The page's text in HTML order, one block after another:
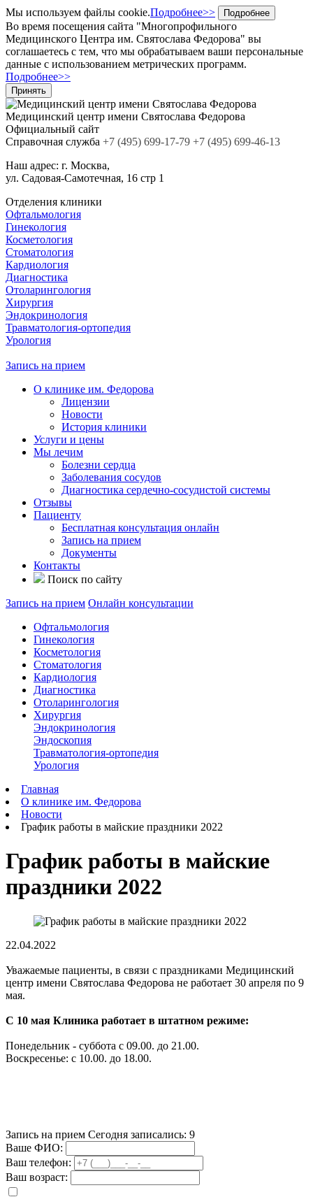
Мы используем файлы cookie.Подробнее>> Подробнее
Во время посещения сайта "Многопрофильного
Медицинского Центра им. Святослава Федорова" вы
соглашаетесь с тем, что мы обрабатываем ваши персональные
данные с использованием метрических программ.
Подробнее>>
Принять
Медицинский центр имени Святослава Федорова
Официальный сайт
Cправочная служба +7 (495) 699-17-79 +7 (495) 699-46-13
Наш адрес: г. Москва,
ул. Садовая-Самотечная, 16 стр 1
Отделения клиники
Офтальмология
Гинекология
Косметология
Стоматология
Кардиология
Диагностика
Отоларингология
Хирургия
Эндокринология
Травматология-ортопедия
Урология
Запись на прием
О клинике им. Федорова
Лицензии
Новости
История клиники
Услуги и цены
Мы лечим
Болезни сердца
Заболевания сосудов
Диагностика сердечно-сосудистой системы
Отзывы
Пациенту
Бесплатная консультация онлайн
Запись на прием
Документы
Контакты
Поиск по сайту
Запись на прием Онлайн консультации
Офтальмология
Гинекология
Косметология
Стоматология
Кардиология
Диагностика
Отоларингология
Хирургия
Эндокринология
Эндоскопия
Травматология-ортопедия
Урология
Главная
О клинике им. Федорова
Новости
График работы в майские праздники 2022
График работы в майские
праздники 2022
22.04.2022
Уважаемые пациенты, в связи с праздниками Медицинский
центр имени Святослава Федорова не работает 30 апреля по 9
мая.
С 10 мая Клиника работает в штатном режиме:
Понедельник - суббота с 09.00. до 21.00.
Воскресенье: с 10.00. до 18.00.
Запись на прием Сегодня записались: 9
Ваше ФИО:
Ваш телефон:
Ваш возраст: